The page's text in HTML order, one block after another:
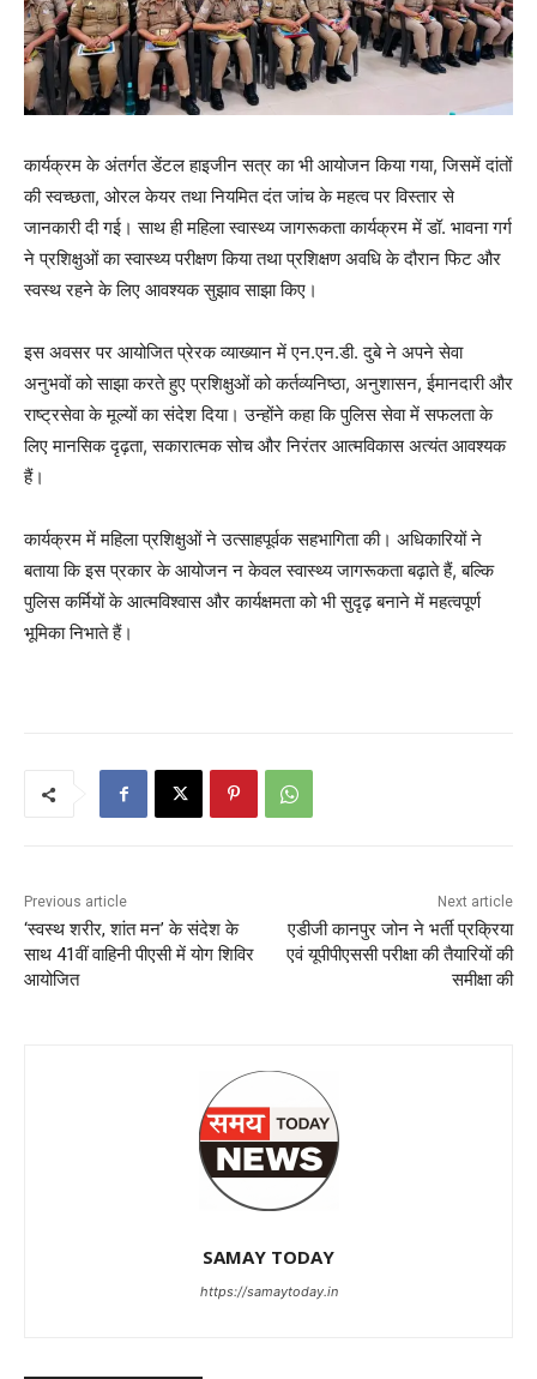
कार्यक्रम के अंतर्गत डेंटल हाइजीन सत्र का भी आयोजन किया गया, जिसमें दांतों
की स्वच्छता, ओरल केयर तथा नियमित दंत जांच के महत्व पर विस्तार से
जानकारी दी गई। साथ ही महिला स्वास्थ्य जागरूकता कार्यक्रम में डॉ. भावना गर्ग
ने प्रशिक्षुओं का स्वास्थ्य परीक्षण किया तथा प्रशिक्षण अवधि के दौरान फिट और
स्वस्थ रहने के लिए आवश्यक सुझाव साझा किए।
इस अवसर पर आयोजित प्रेरक व्याख्यान में एन.एन.डी. दुबे ने अपने सेवा
अनुभवों को साझा करते हुए प्रशिक्षुओं को कर्तव्यनिष्ठा, अनुशासन, ईमानदारी और
राष्ट्रसेवा के मूल्यों का संदेश दिया। उन्होंने कहा कि पुलिस सेवा में सफलता के
लिए मानसिक दृढ़ता, सकारात्मक सोच और निरंतर आत्मविकास अत्यंत आवश्यक
हैं।
कार्यक्रम में महिला प्रशिक्षुओं ने उत्साहपूर्वक सहभागिता की। अधिकारियों ने
बताया कि इस प्रकार के आयोजन न केवल स्वास्थ्य जागरूकता बढ़ाते हैं, बल्कि
पुलिस कर्मियों के आत्मविश्वास और कार्यक्षमता को भी सुदृढ़ बनाने में महत्वपूर्ण
भूमिका निभाते हैं।
Previous article
‘स्वस्थ शरीर, शांत मन’ के संदेश के
साथ 41वीं वाहिनी पीएसी में योग शिविर
आयोजित
Next article
एडीजी कानपुर जोन ने भर्ती प्रक्रिया
एवं यूपीपीएससी परीक्षा की तैयारियों की
समीक्षा की
SAMAY TODAY
https://samaytoday.in